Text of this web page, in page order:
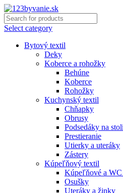
Select category
Bytový textil
Deky
Koberce a rohožky
Behúne
Koberce
Rohožky
Kuchynský textil
Chňapky
Obrusy
Podsedáky na
Prestieranie
Utierky a uteráky
Zástery
Kúpeľňový textil
Kúpeľňové a
Osušky
Uteráky a žinky